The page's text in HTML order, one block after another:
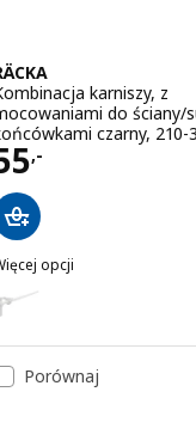
karniszy, z
do ściany/
czarny, 210-
,- 55,-
opcji
Porównaj